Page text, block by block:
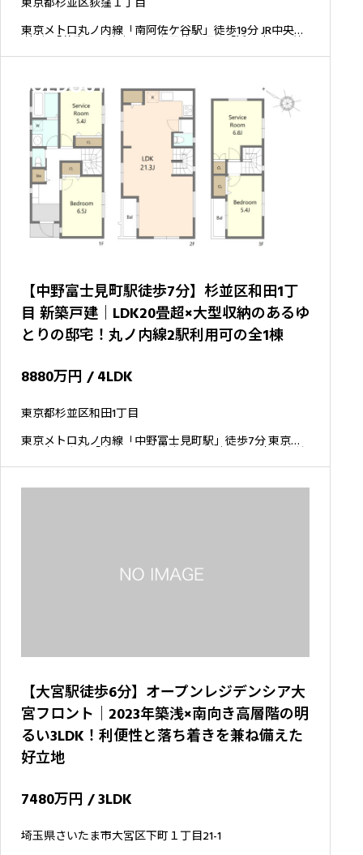
東京メトロ丸ノ内線「南阿佐ケ谷駅」徒歩19分 JR中央線
(快速)「荻窪駅」徒歩20分 京王井の頭線「浜田山駅」徒
歩21分
SOLDOUT
【中野富士見町駅徒歩7分】杉並区和田1丁
目 新築戸建｜LDK20畳超×大型収納のあるゆ
とりの邸宅！丸ノ内線2駅利用可の全1棟
8880万円 / 4LDK
東京都杉並区和田1丁目
東京メトロ丸ノ内線「中野富士見町駅」徒歩7分 東京メ
トロ丸ノ内線「方南町駅」徒歩10分 東京メトロ丸ノ内線
「東高円寺駅」徒歩16分
【大宮駅徒歩6分】オープンレジデンシア大
宮フロント｜2023年築浅×南向き高層階の明
るい3LDK！利便性と落ち着きを兼ね備えた
好立地
7480万円 / 3LDK
埼玉県さいたま市大宮区下町１丁目21-1